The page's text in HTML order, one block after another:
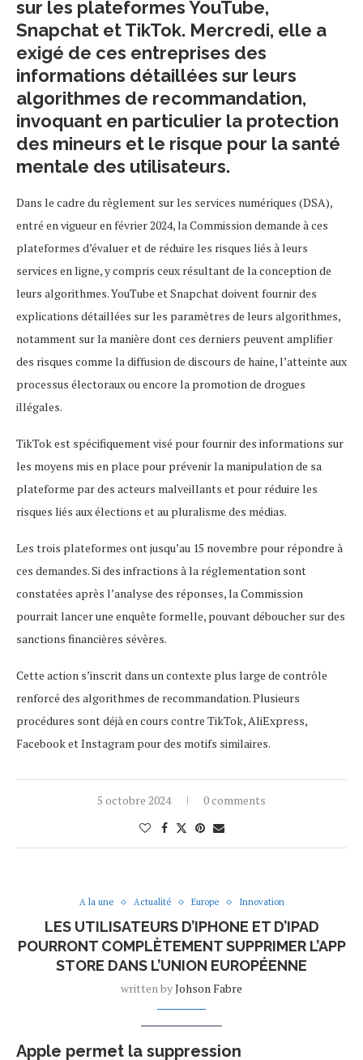
sur les plateformes YouTube,
Snapchat et TikTok. Mercredi, elle a
exigé de ces entreprises des
informations détaillées sur leurs
algorithmes de recommandation,
invoquant en particulier la protection
des mineurs et le risque pour la santé
mentale des utilisateurs.
Dans le cadre du règlement sur les services numériques (DSA),
entré en vigueur en février 2024, la Commission demande à ces
plateformes d’évaluer et de réduire les risques liés à leurs
services en ligne, y compris ceux résultant de la conception de
leurs algorithmes. YouTube et Snapchat doivent fournir des
explications détaillées sur les paramètres de leurs algorithmes,
notamment sur la manière dont ces derniers peuvent amplifier
des risques comme la diffusion de discours de haine, l’atteinte aux
processus électoraux ou encore la promotion de drogues
illégales.
TikTok est spécifiquement visé pour fournir des informations sur
les moyens mis en place pour prévenir la manipulation de sa
plateforme par des acteurs malveillants et pour réduire les
risques liés aux élections et au pluralisme des médias.
Les trois plateformes ont jusqu’au 15 novembre pour répondre à
ces demandes. Si des infractions à la réglementation sont
constatées après l’analyse des réponses, la Commission
pourrait lancer une enquête formelle, pouvant déboucher sur des
sanctions financières sévères.
Cette action s’inscrit dans un contexte plus large de contrôle
renforcé des algorithmes de recommandation. Plusieurs
procédures sont déjà en cours contre TikTok, AliExpress,
Facebook et Instagram pour des motifs similaires.
5 octobre 2024 0 comments
A la une Actualité Europe Innovation
LES UTILISATEURS D’IPHONE ET D’IPAD
POURRONT COMPLÈTEMENT SUPPRIMER L’APP
STORE DANS L’UNION EUROPÉENNE
written byJohson Fabre
Apple permet la suppression